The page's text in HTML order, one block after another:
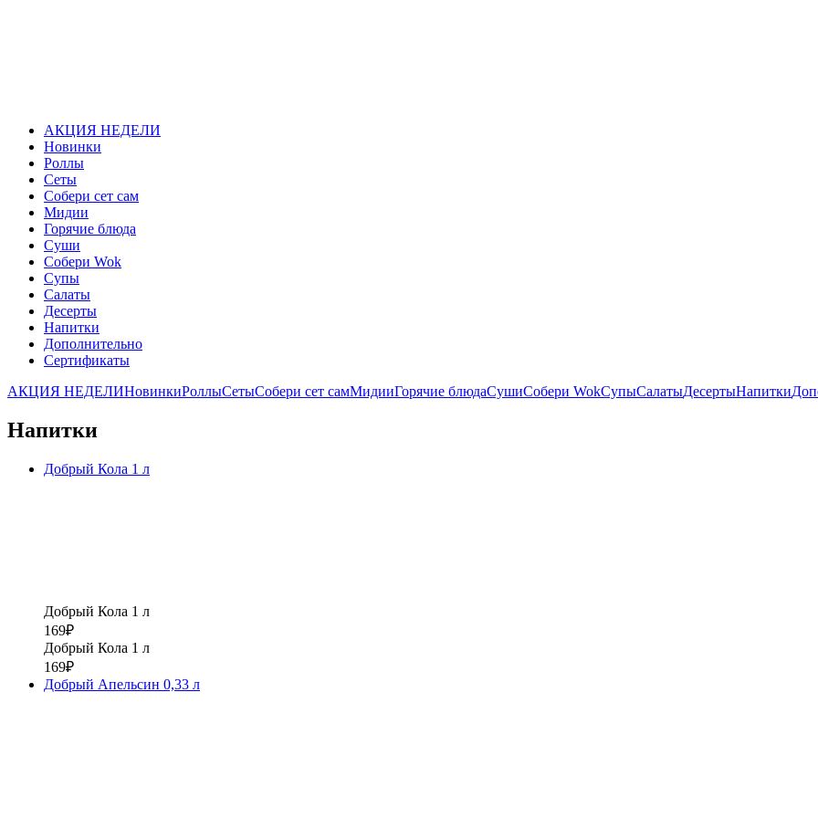
АКЦИЯ НЕДЕЛИ
Новинки
Роллы
Сеты
Собери сет сам
Мидии
Горячие блюда
Суши
Собери Wok
Супы
Салаты
Десерты
Напитки
Дополнительно
Сертификаты
АКЦИЯ НЕДЕЛИНовинкиРоллыСетыСобери сет самМидииГорячие блюдаСушиСобери WokСупыСалатыДесертыНапитки
Напитки
Добрый Кола 1 л
Добрый Кола 1 л
169₽
Добрый Кола 1 л
169₽
Добрый Апельсин 0,33 л